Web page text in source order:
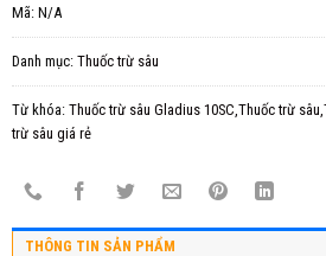
Mã: N/A
Danh mục: Thuốc trừ sâu
Từ khóa: Thuốc trừ sâu Gladius 10SC,Thuốc trừ
trừ sâu giá rẻ
THÔNG TIN SẢN PHẨM